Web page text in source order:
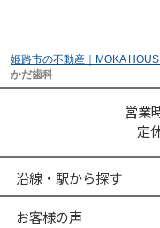
姫路市の不動産｜MOKA
かだ歯科
営業
定
沿線・駅から探す
お客様の声